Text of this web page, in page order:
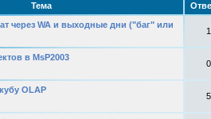
Тема
через WA и выходные дни ("баг" или
1
в MsP2003
0
OLAP
5